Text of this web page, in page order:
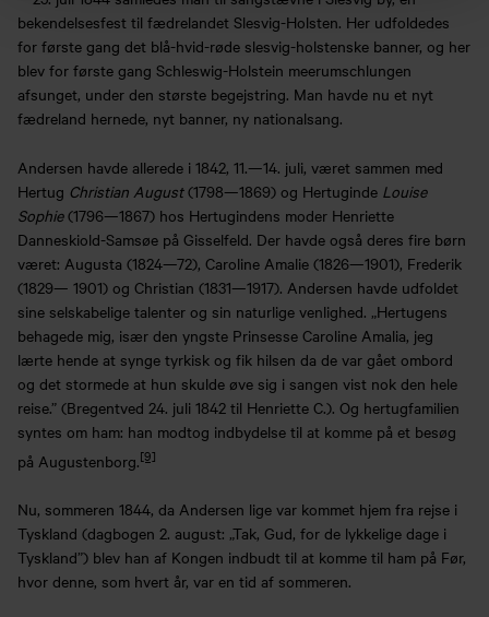
bekendelsesfest til fædrelandet Slesvig-Holsten. Her udfoldedes
for første gang det blå-hvid-røde slesvig-holstenske banner, og her
blev for første gang Schleswig-Holstein meerumschlungen
afsunget, under den største begejstring. Man havde nu et nyt
fædreland hernede, nyt banner, ny nationalsang.
Andersen havde allerede i 1842, 11.—14. juli, været sammen med
Hertug Christian August(1798—1869) og Hertuginde Louise
Sophie(1796—1867) hos Hertugindens moder Henriette
Danneskiold-Samsøe på Gisselfeld. Der havde også deres fire børn
været: Augusta (1824—72), Caroline Amalie (1826—1901), Frederik
(1829— 1901) og Christian (1831—1917). Andersen havde udfoldet
sine selskabelige talenter og sin naturlige venlighed. „Hertugens
behagede mig, især den yngste Prinsesse Caroline Amalia, jeg
lærte hende at synge tyrkisk og fik hilsen da de var gået ombord
og det stormede at hun skulde øve sig i sangen vist nok den hele
reise.” (Bregentved 24. juli 1842 til Henriette C.). Og hertugfamilien
syntes om ham: han modtog indbydelse til at komme på et besøg
på Augustenborg.[9]
Nu, sommeren 1844, da Andersen lige var kommet hjem fra rejse i
Tyskland (dagbogen 2. august: „Tak, Gud, for de lykkelige dage i
Tyskland”) blev han af Kongen indbudt til at komme til ham på Før,
hvor denne, som hvert år, var en tid af sommeren.